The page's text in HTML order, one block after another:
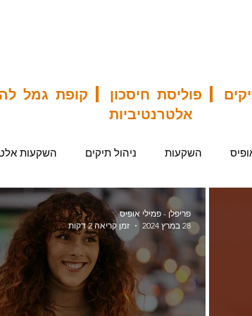
| פוליסת חיסכון | קופת גמל
אלטרנטיביות
השקעות ניהול תיקים השקעות
פוליסת חיסכון פיננסי החזר מס לשכיריםפריפלן - פמילי אופיס
28 במרץ 2024
זמן קריאה 2 דקות